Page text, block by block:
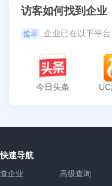
访客如何找到企业
提示 企业已在以下平
今日头条
快速导航
查企业 高级查询